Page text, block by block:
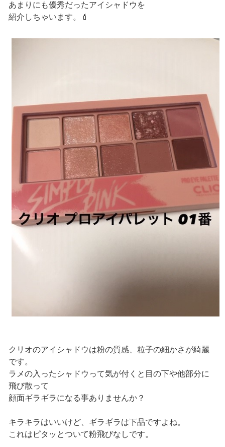
あまりにも優秀だったアイシャドウを
紹介しちゃいます。💄
クリオのアイシャドウは粉の質感、粒子の細かさが綺麗
です。
ラメの入ったシャドウって気が付くと目の下や他部分に
飛び散って
顔面ギラギラになる事ありませんか？
キラキラはいいけど、ギラギラは下品ですよね。
これはピタッとついて粉飛びなしです。